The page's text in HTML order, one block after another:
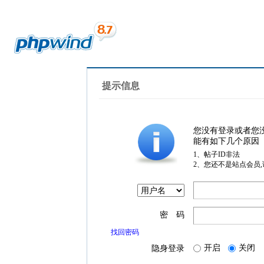
提示信息
您没有登录或者您
能有如下几个原因
1、帖子ID非法
2、您还不是站点会员
密 码
找回密码
隐身登录 开启 关闭